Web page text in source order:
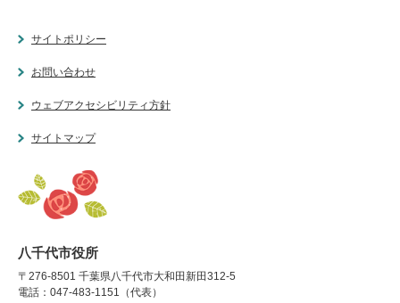
サイトポリシー
お問い合わせ
ウェブアクセシビリティ方針
サイトマップ
八千代市役所
〒276-8501 千葉県八千代市大和田新田312-5
電話：047-483-1151（代表）